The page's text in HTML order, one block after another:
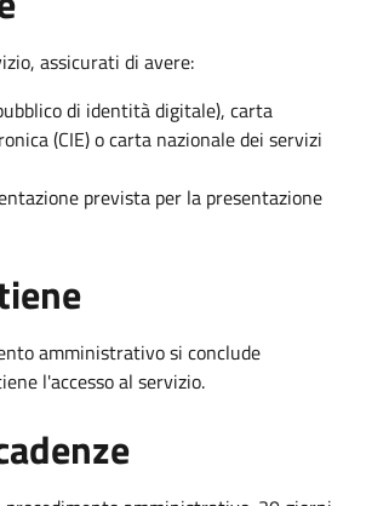
assicurati di avere:
di identità digitale), carta
(CIE) o carta nazionale dei servizi
prevista per la presentazione
amministrativo si conclude
l'accesso al servizio.